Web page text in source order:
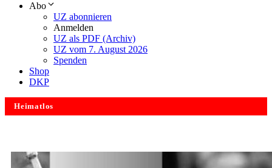
Abo
UZ abonnieren
Anmelden
UZ als PDF (Archiv)
UZ vom 7. August 2026
Spenden
Shop
DKP
Heimatlos